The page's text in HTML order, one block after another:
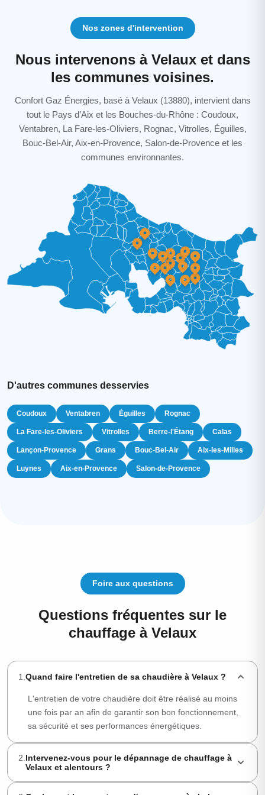
Nos zones d'intervention
Nous intervenons à Velaux et dans
les communes voisines.
Confort Gaz Énergies, basé à Velaux (13880), intervient dans
tout le Pays d’Aix et les Bouches-du-Rhône : Coudoux,
Ventabren, La Fare-les-Oliviers, Rognac, Vitrolles, Éguilles,
Bouc-Bel-Air, Aix-en-Provence, Salon-de-Provence et les
communes environnantes.
D'autres communes desservies
Coudoux Ventabren Éguilles Rognac
La Fare-les-Oliviers Vitrolles Berre-l'Étang Calas
Lançon-Provence Grans Bouc-Bel-Air Aix-les-Milles
Luynes Aix-en-Provence Salon-de-Provence
Foire aux questions
Questions fréquentes sur le
chauffage à Velaux
1 Quand faire l'entretien de sa chaudière à Velaux ?
L'entretien de votre chaudière doit être réalisé au moins
une fois par an afin de garantir son bon fonctionnement,
sa sécurité et ses performances énergétiques.
2 Intervenez-vous pour le dépannage de chauffage à
Velaux et alentours ?